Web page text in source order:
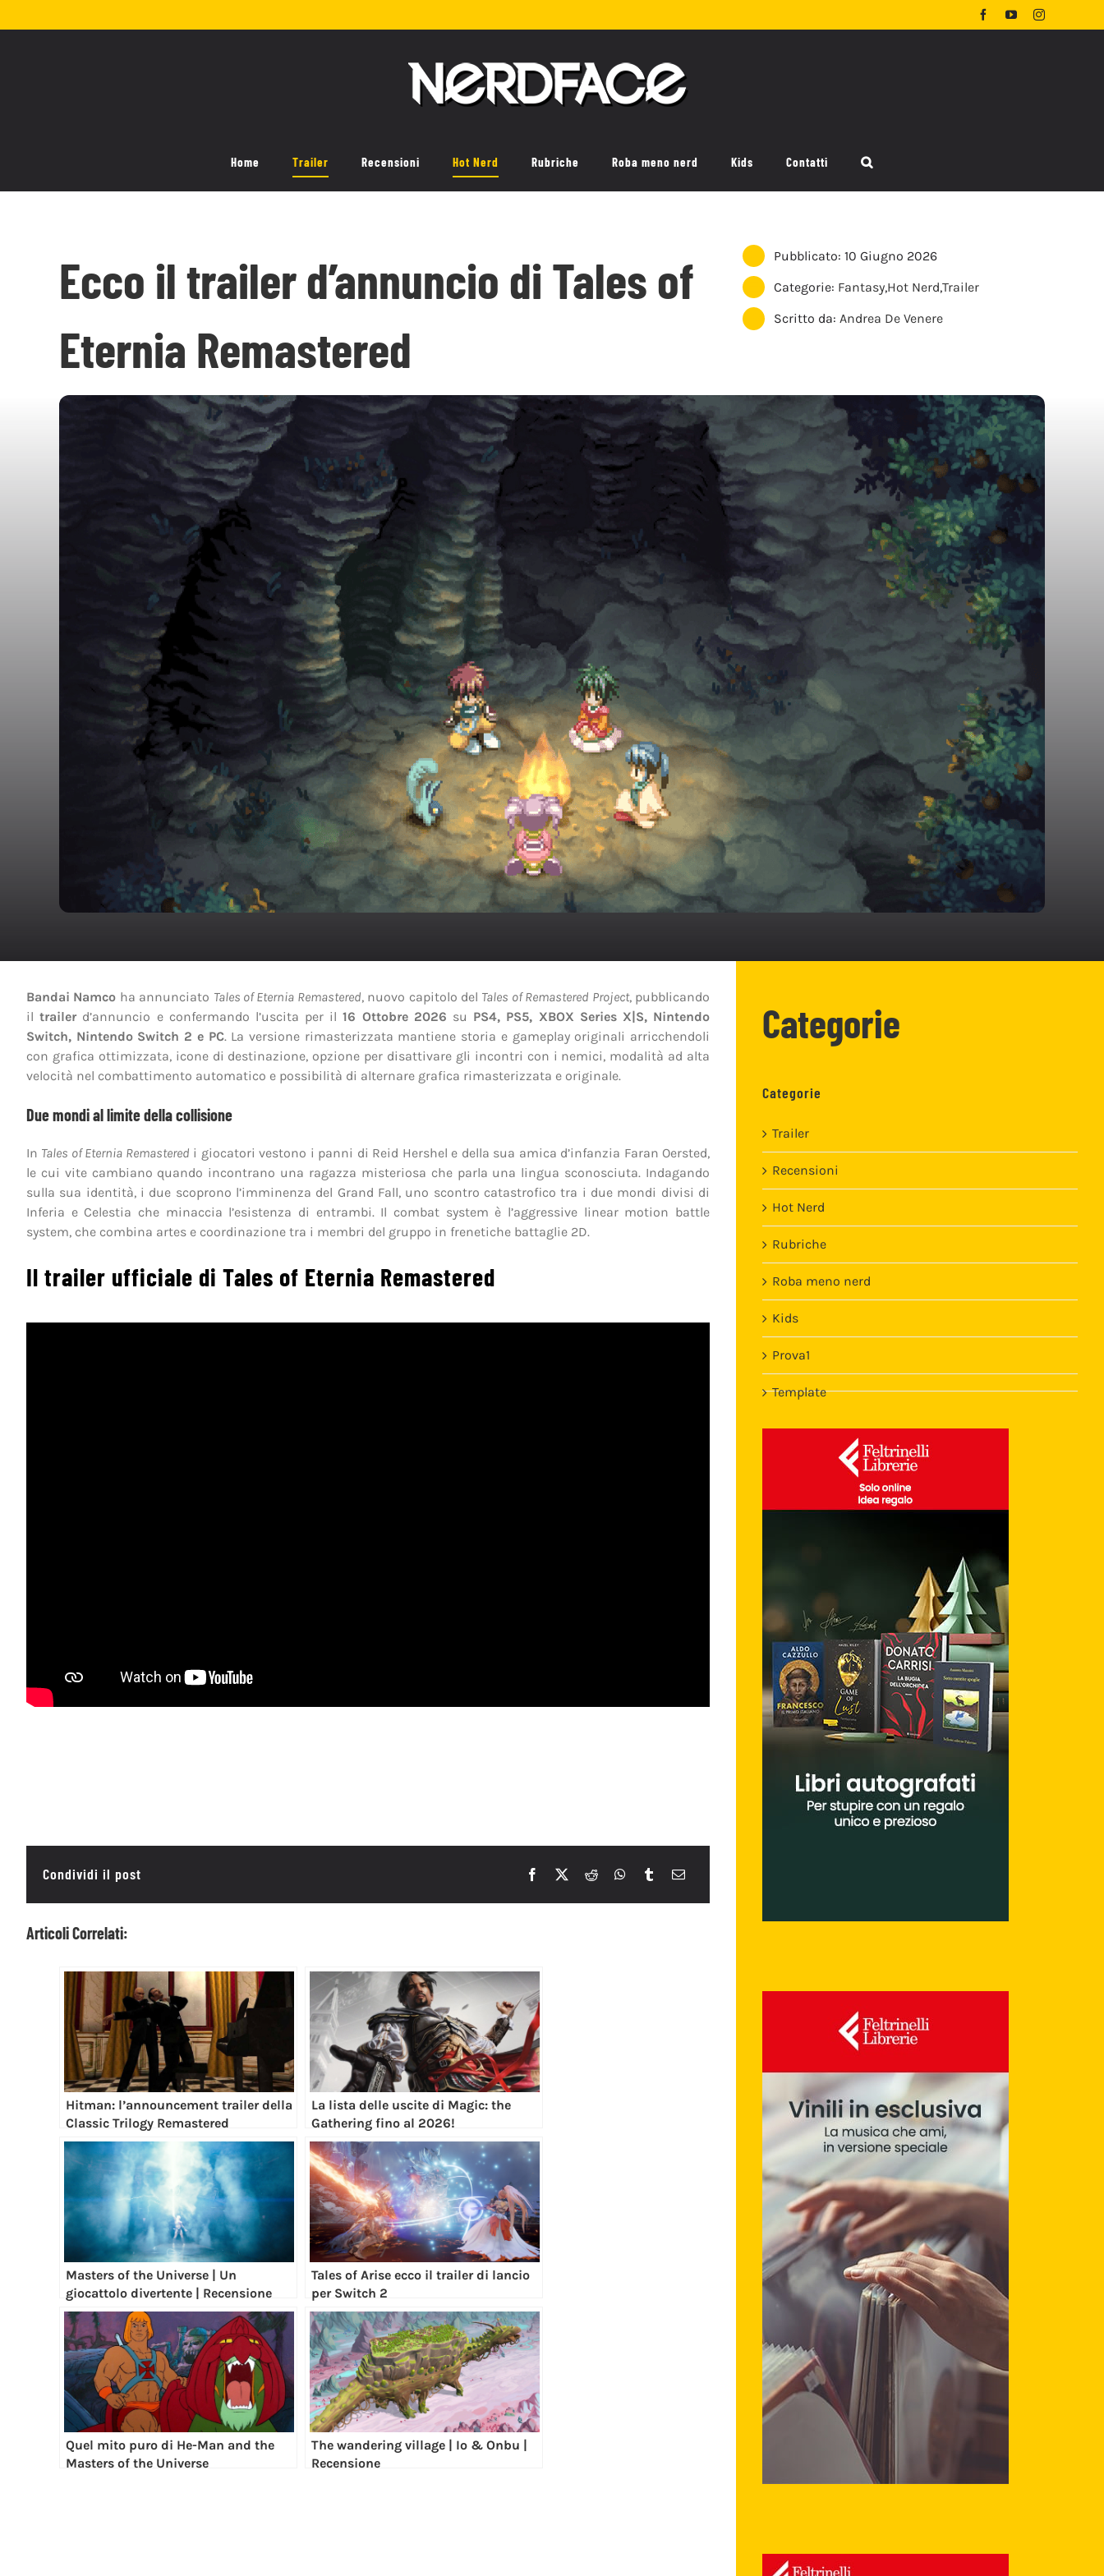
al
FacebookYouTubeInstagram
Home Trailer Recensioni Hot Nerd Rubriche Roba meno nerd Kids Contatti
Ecco il trailer d’annuncio di Tales of
Eternia Remastered
Pubblicato: 10 Giugno 2026
Categorie: Fantasy,Hot Nerd,Trailer
Scritto da:Andrea De Venere
Bandai Namco ha annunciato Tales of Eternia Remastered, nuovo capitolo del Tales of Remastered Project, pubblicando
iltrailer d’annuncio e confermando l’uscita per il16 Ottobre 2026 su PS4, PS5, XBOX Series X|S, Nintendo
Switch, Nintendo Switch 2 e PC. La versione rimasterizzata mantiene storia e gameplay originali arricchendoli
con grafica ottimizzata, icone di destinazione, opzione per disattivare gli incontri con i nemici, modalità ad alta
velocità nel combattimento automatico e possibilità di alternare grafica rimasterizzata e originale.
Due mondi al limite della collisione
In Tales of Eternia Remastered i giocatori vestono i panni di Reid Hershel e della sua amica d’infanzia Faran Oersted,
le cui vite cambiano quando incontrano una ragazza misteriosa che parla una lingua sconosciuta. Indagando
sulla sua identità, i due scoprono l’imminenza del Grand Fall, uno scontro catastrofico tra i due mondi divisi di
Inferia e Celestia che minaccia l’esistenza di entrambi. Il combat system è l’aggressive linear motion battle
system, che combina artes e coordinazione tra i membri del gruppo in frenetiche battaglie 2D.
Il trailer ufficiale di Tales of Eternia Remastered
Condividi il post
Articoli Correlati:
Hitman: l’announcement trailer della
Classic Trilogy Remastered
La lista delle uscite di Magic: the
Gathering fino al 2026!
Masters of the Universe | Un
giocattolo divertente | Recensione
Tales of Arise ecco il trailer di lancio
per Switch 2
Quel mito puro di He-Man and the
Masters of the Universe
The wandering village | Io & Onbu |
Recensione
Categorie
Categorie
Trailer
Recensioni
Hot Nerd
Rubriche
Roba meno nerd
Kids
Prova1
Template